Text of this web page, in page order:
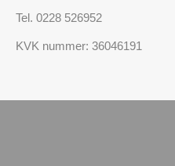
Tel. 0228 526952
KVK nummer: 36046191